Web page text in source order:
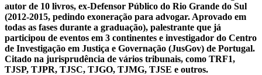
autor de 10 livros, ex-Defensor Público do Rio Grande do Sul
(2012-2015, pedindo exoneração para advogar. Aprovado em
todas as fases durante a graduação), palestrante que já
participou de eventos em 3 continentes e investigador do Centro
de Investigação em Justiça e Governação (JusGov) de Portugal.
Citado na jurisprudência de vários tribunais, como TRF1,
TJSP, TJPR, TJSC, TJGO, TJMG, TJSE e outros.